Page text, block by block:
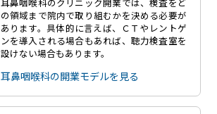
耳鼻咽喉科のクリニック開業では、検査をど
の領域まで院内で取り組むかを決める必要が
あります。具体的に言えば、ＣＴやレントゲ
ンを導入される場合もあれば、聴力検査室を
設けない場合もあります。
耳鼻咽喉科の開業モデルを見る